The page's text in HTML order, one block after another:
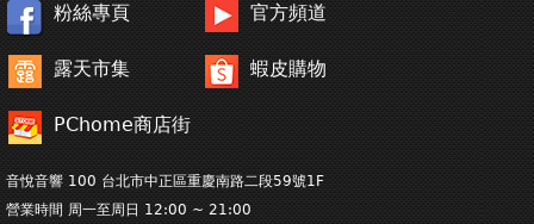
粉絲專頁 官方頻道
露天市集 蝦皮購物
PChome商店街
音悅音響 100 台北市中正區重慶南路二段59號1F
營業時間 周一至周日 12:00 ~ 21:00